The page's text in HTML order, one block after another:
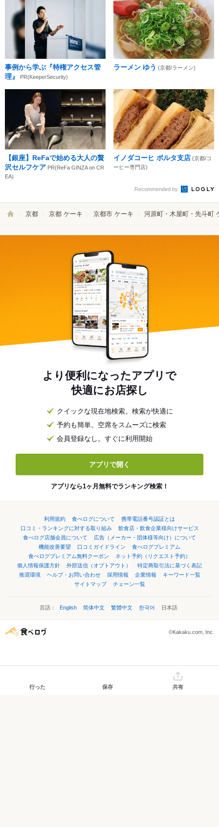
事例から学ぶ『特権アクセス管
理』
PR(KeeperSecurity)
ラーメン ゆう (京都/ラーメン)
【銀座】ReFaで始める大人の贅
沢セルフケア PR(ReFa GINZA on CR
EA)
イノダコーヒ ポルタ支店 (京都/コ
ーヒー専門店)
Recommended by
京都 京都 ケーキ 京都市 ケーキ 河原町・木屋町・先斗町
より便利になったアプリで
快適にお店探し
クイックな現在地検索。検索が快適に
予約も簡単。空席をスムーズに検索
会員登録なし。すぐに利用開始
アプリで開く
アプリなら1ヶ月無料でランキング検索！
利用規約 食べログについて
携帯電話番号認証とは
口コミ・ランキングに対する取り組み
飲食店・飲食企業様向けサービス
食べログ店舗会員について
広告（メーカー・団体様等向け）について
機能改善要望
口コミガイドライン
食べログプレミアム
食べログプレミアム無料クーポン
ネット予約（リクエスト予約）
個人情報保護方針
外部送信（オプトアウト）
特定商取引法に基づく表記
推奨環境
ヘルプ・お問い合わせ 採用情報 企業情報
キーワード一覧
サイトマップ
チェーン一覧
言語： English 简体中文 繁體中文 한국어 日本語
©Kakaku.com, Inc.
行った 保存 共有